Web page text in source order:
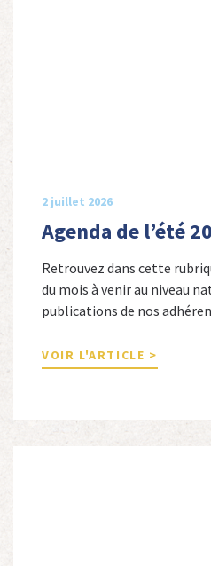
2 juillet 2026
Agenda de l’été
Retrouvez dans cette
du mois à venir au niveau
publications de nos
Cordeboeuf, Christophe
Nouvelles Sources Éditions,
autres […]
VOIR L'ARTICLE >